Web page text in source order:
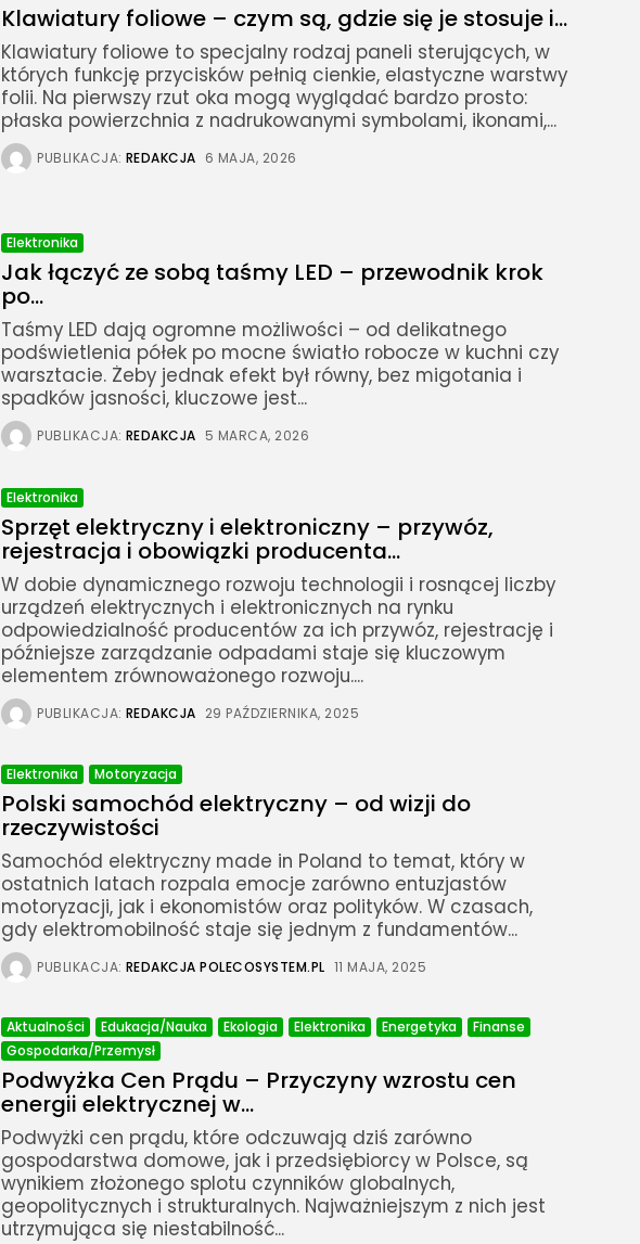
Klawiatury foliowe – czym są, gdzie się je stosuje i...
Klawiatury foliowe to specjalny rodzaj paneli sterujących, w
których funkcję przycisków pełnią cienkie, elastyczne warstwy
folii. Na pierwszy rzut oka mogą wyglądać bardzo prosto:
płaska powierzchnia z nadrukowanymi symbolami, ikonami,...
PUBLIKACJA: REDAKCJA 6 MAJA, 2026
Elektronika
Jak łączyć ze sobą taśmy LED – przewodnik krok
po...
Taśmy LED dają ogromne możliwości – od delikatnego
podświetlenia półek po mocne światło robocze w kuchni czy
warsztacie. Żeby jednak efekt był równy, bez migotania i
spadków jasności, kluczowe jest...
PUBLIKACJA: REDAKCJA 5 MARCA, 2026
Elektronika
Sprzęt elektryczny i elektroniczny – przywóz,
rejestracja i obowiązki producenta...
W dobie dynamicznego rozwoju technologii i rosnącej liczby
urządzeń elektrycznych i elektronicznych na rynku
odpowiedzialność producentów za ich przywóz, rejestrację i
późniejsze zarządzanie odpadami staje się kluczowym
elementem zrównoważonego rozwoju....
PUBLIKACJA: REDAKCJA 29 PAŹDZIERNIKA, 2025
Elektronika Motoryzacja
Polski samochód elektryczny – od wizji do
rzeczywistości
Samochód elektryczny made in Poland to temat, który w
ostatnich latach rozpala emocje zarówno entuzjastów
motoryzacji, jak i ekonomistów oraz polityków. W czasach,
gdy elektromobilność staje się jednym z fundamentów...
PUBLIKACJA: REDAKCJA POLECOSYSTEM.PL 11 MAJA, 2025
Aktualności Edukacja/Nauka Ekologia Elektronika Energetyka
Finanse
Gospodarka/Przemysł
Podwyżka Cen Prądu – Przyczyny wzrostu cen
energii elektrycznej w...
Podwyżki cen prądu, które odczuwają dziś zarówno
gospodarstwa domowe, jak i przedsiębiorcy w Polsce, są
wynikiem złożonego splotu czynników globalnych,
geopolitycznych i strukturalnych. Najważniejszym z nich jest
utrzymująca się niestabilność...